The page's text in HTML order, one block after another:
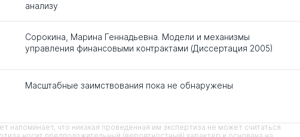
анализу
Сорокина, Марина Геннадьевна. Модели и механизмы
управления финансовыми контрактами (Диссертация 2005)
Масштабные заимствования пока не обнаружены
напоминает, что никакая проведенная им экспертиза не может считаться